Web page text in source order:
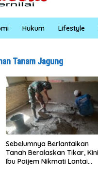
Hukum Lifestyle
Tanam Jagung
Berlantaikan
Beralaskan Tikar, Kini
Paijem Nikmati Lantai